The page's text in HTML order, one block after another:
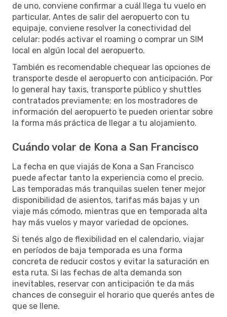
de uno, conviene confirmar a cuál llega tu vuelo en
particular. Antes de salir del aeropuerto con tu
equipaje, conviene resolver la conectividad del
celular: podés activar el roaming o comprar un SIM
local en algún local del aeropuerto.
También es recomendable chequear las opciones de
transporte desde el aeropuerto con anticipación. Por
lo general hay taxis, transporte público y shuttles
contratados previamente; en los mostradores de
información del aeropuerto te pueden orientar sobre
la forma más práctica de llegar a tu alojamiento.
Cuándo volar de Kona a San Francisco
La fecha en que viajás de Kona a San Francisco
puede afectar tanto la experiencia como el precio.
Las temporadas más tranquilas suelen tener mejor
disponibilidad de asientos, tarifas más bajas y un
viaje más cómodo, mientras que en temporada alta
hay más vuelos y mayor variedad de opciones.
Si tenés algo de flexibilidad en el calendario, viajar
en períodos de baja temporada es una forma
concreta de reducir costos y evitar la saturación en
esta ruta. Si las fechas de alta demanda son
inevitables, reservar con anticipación te da más
chances de conseguir el horario que querés antes de
que se llene.